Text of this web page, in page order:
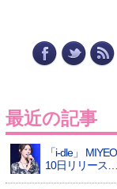
最近の記事
「i-dle」
10日リリース